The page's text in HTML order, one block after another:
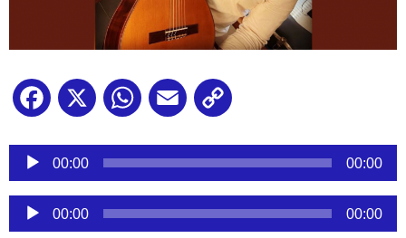
Facebook
X WhatsApp
Email
Reproductor
audio
00:00 00:00
Reproductor
de
00:00 00:00